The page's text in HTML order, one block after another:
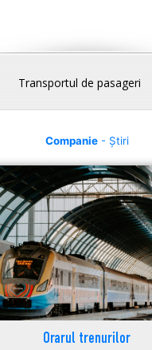
Transportul de pasageri
Companie- Știri
Orarul trenurilor